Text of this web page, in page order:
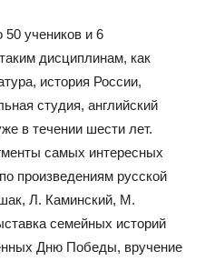
учеников и 6
дисциплинам, как
история России,
студия, английский
в течении шести лет.
самых интересных
произведениям русской
Л. Каминский, М.
семейных историй
Дню Победы, вручение